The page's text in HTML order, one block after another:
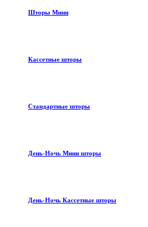
Шторы Мини
Кассетные шторы
Стандартные шторы
День-Ночь Мини шторы
День-Ночь Кассетные шторы